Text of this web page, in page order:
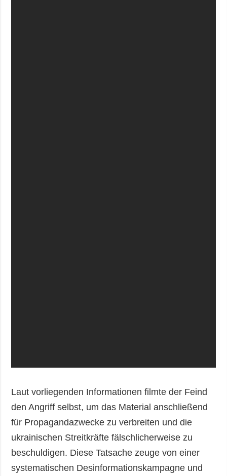
Laut vorliegenden Informationen filmte der Feind
den Angriff selbst, um das Material anschließend
für Propagandazwecke zu verbreiten und die
ukrainischen Streitkräfte fälschlicherweise zu
beschuldigen. Diese Tatsache zeuge von einer
systematischen Desinformationskampagne und